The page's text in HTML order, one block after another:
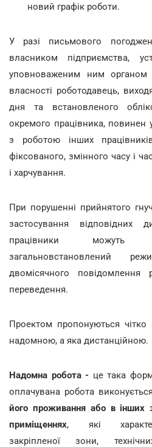
новий графік роботи.
У разі письмового
власником підприємства,
уповноваженим ним
власності роботодавець,
дня та встановленого
окремого працівника, повинен
з роботою інших
фіксованого, змінного часу і
і харчування.
При порушенні прийнятого
застосування відповідних
працівники можуть
загальновстановлений
двомісячного повідомлення
переведення.
Проектом пропонуються
надомною, а яка дистанційною.
Надомна робота - це така
оплачувана робота
його проживання або в інших
приміщеннях, які
закріпленої зони,